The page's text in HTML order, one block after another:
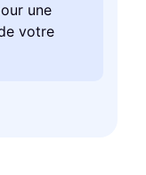
une
votre